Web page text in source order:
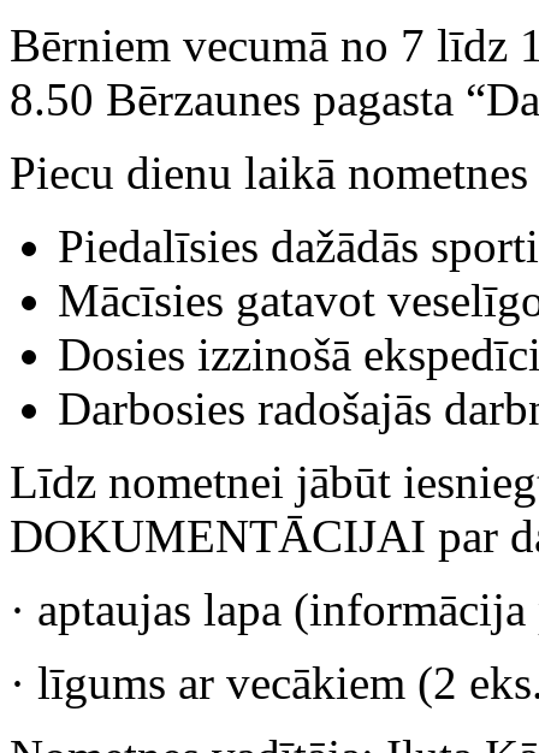
Bērniem vecumā no 7 līdz
8.50 Bērzaunes pagasta
Piecu dienu laikā
Piedalīsies dažādās
Mācīsies gatavot
Dosies izzinošā
Darbosies radošajās
Līdz nometnei jābūt
DOKUMENTĀCIJAI par
· aptaujas lapa
· līgums ar vecākiem (2